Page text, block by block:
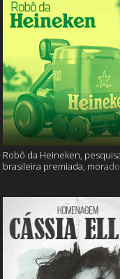
Robô da Heineken,
brasileira premiada,